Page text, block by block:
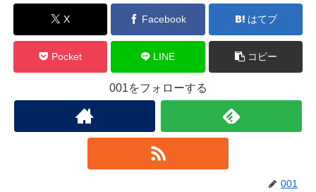
X Facebook はてブ
Pocket LINE コピー
001をフォローする
001